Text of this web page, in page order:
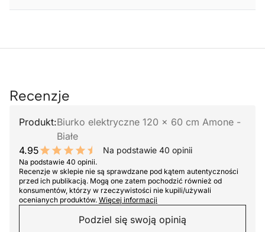
Recenzje
Produkt:Biurko elektryczne 120 x 60 cm Amone -
Białe
4.95
9.9 out of 10 stars
Na podstawie 40 opinii
Na podstawie 40 opinii.
Recenzje w sklepie nie są sprawdzane pod kątem autentyczności
przed ich publikacją. Mogą one zatem pochodzić również od
konsumentów, którzy w rzeczywistości nie kupili/używali
ocenianych produktów. Więcej informacji
Podziel się swoją opinią